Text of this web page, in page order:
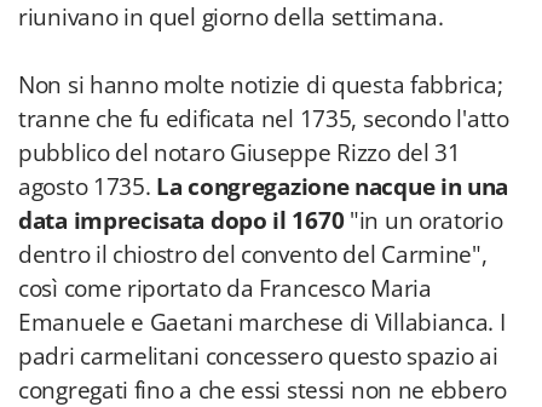
riunivano in quel giorno della settimana.
Non si hanno molte notizie di questa fabbrica;
tranne che fu edificata nel 1735, secondo l'atto
pubblico del notaro Giuseppe Rizzo del 31
agosto 1735. La congregazione nacque in una
data imprecisata dopo il 1670"in un oratorio
dentro il chiostro del convento del Carmine",
così come riportato da Francesco Maria
Emanuele e Gaetani marchese di Villabianca. I
padri carmelitani concessero questo spazio ai
congregati fino a che essi stessi non ne ebbero